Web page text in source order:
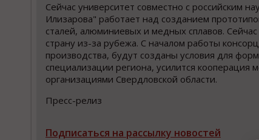
Сейчас университет совместно с российским
Илизарова" работает над созданием
сталей, алюминиевых и медных сплавов.
страну из-за рубежа. С началом работы
производства, будут созданы условия для
специализации региона, усилится
организациями Свердловской области.
Пресс-релиз
Подписаться на рассылку новостей